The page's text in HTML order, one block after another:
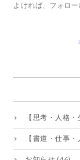
よければ、フォロー
【思考・人格・
【書道・仕事